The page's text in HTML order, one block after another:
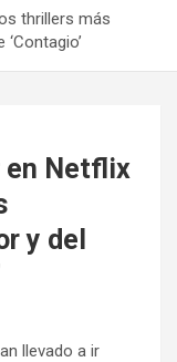
thrillers más
en Netflix
y del
llevado a ir